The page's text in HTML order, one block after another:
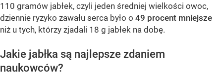
110 gramów jabłek, czyli jeden średniej wielkości owoc,
dziennie ryzyko zawału serca było o 49 procent mniejsze
niż u tych, którzy zjadali 18 g jabłek na dobę.
Jakie jabłka są najlepsze zdaniem
naukowców?